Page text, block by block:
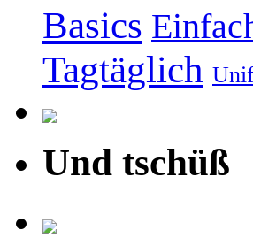
Basics
Tagtäglich
Und tschüß